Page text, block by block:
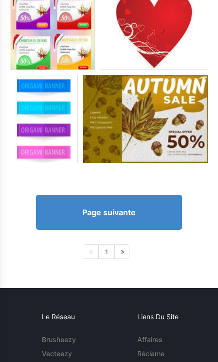
Page suivante
1
Le Réseau
Brusheezy
Vecteezy
Liens Du Site
Affaires
Réclame